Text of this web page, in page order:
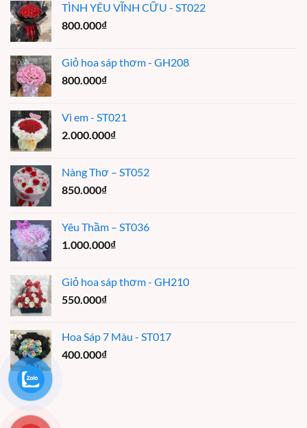
TÌNH YÊU VĨNH CỮU - ST022
800.000₫
Giỏ hoa sáp thơm - GH208
800.000₫
Vì em - ST021
2.000.000₫
Nàng Thơ – ST052
850.000₫
Yêu Thầm – ST036
1.000.000₫
Giỏ hoa sáp thơm - GH210
550.000₫
Hoa Sáp 7 Màu - ST017
400.000₫